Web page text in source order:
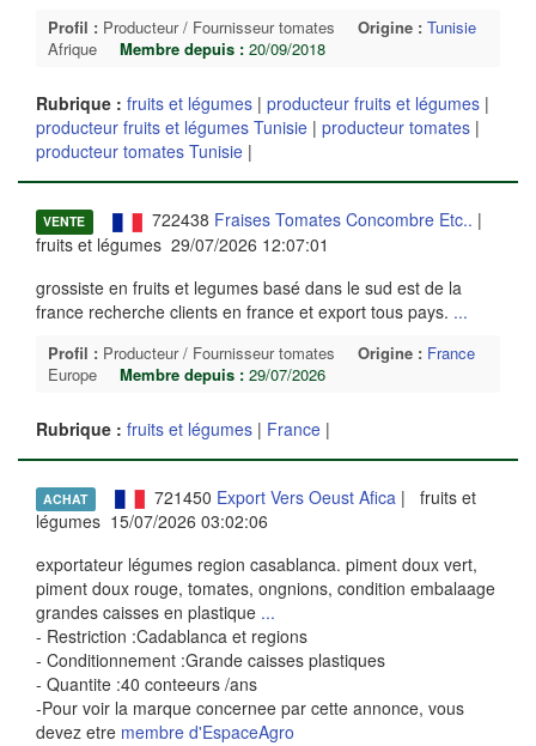
Profil : Producteur / Fournisseur tomates Origine : Tunisie
Afrique
Membre depuis : 20/09/2018
Rubrique : fruits et légumes | producteur fruits et légumes |
producteur fruits et légumes Tunisie | producteur tomates |
producteur tomates Tunisie |
VENTE 722438 Fraises Tomates Concombre Etc.. |
fruits et légumes 29/07/2026 12:07:01
grossiste en fruits et legumes basé dans le sud est de la
france recherche clients en france et export tous pays. ...
Profil : Producteur / Fournisseur tomates Origine : France
Europe
Membre depuis : 29/07/2026
Rubrique : fruits et légumes | France |
ACHAT 721450 Export Vers Oeust Afica | fruits et
légumes 15/07/2026 03:02:06
exportateur légumes region casablanca. piment doux vert,
piment doux rouge, tomates, ongnions, condition embalaage
grandes caisses en plastique ...
- Restriction :Cadablanca et regions
- Conditionnement :Grande caisses plastiques
- Quantite :40 conteeurs /ans
-Pour voir la marque concernee par cette annonce, vous
devez etre membre d'EspaceAgro